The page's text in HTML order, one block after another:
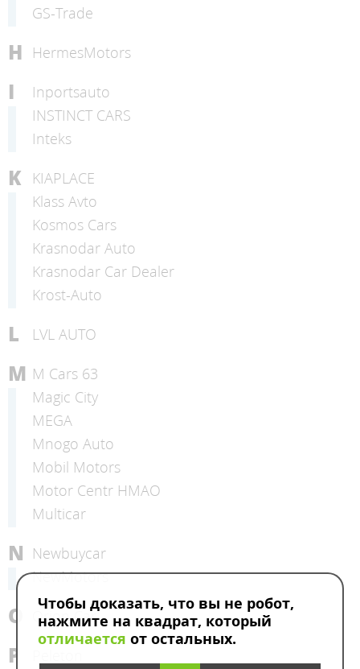
GS-Trade
H HermesMotors
I
Inportsauto
INSTINCT CARS
Inteks
K
KIAPLACE
Klass Avto
Kosmos Cars
Krasnodar Auto
Krasnodar Car Dealer
Krost-Auto
L LVL AUTO
M M Cars 63
Magic City
MEGA
Mnogo Auto
Mobil Motors
Motor Centr HMAO
Multicar
N Newbuycar
NewMotors
O Orion Car
P
Чтобы доказать, что вы не робот,
нажмите на квадрат, который
отличается от остальных.